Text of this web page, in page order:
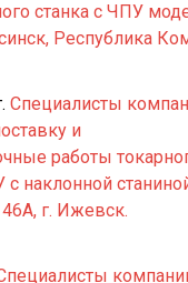
станка с ЧПУ
Республика
Специалисты
и
работы
с наклонной
г. Ижевск.